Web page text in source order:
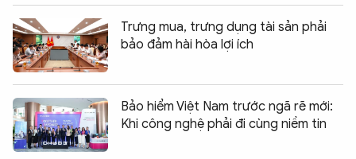
Trưng mua, trưng dụng tài sản phải
bảo đảm hài hòa lợi ích
Bảo hiểm Việt Nam trước ngã rẽ mới:
Khi công nghệ phải đi cùng niềm tin